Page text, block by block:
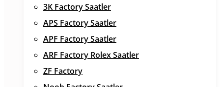
3K Factory Saatler
APS Factory Saatler
APF Factory Saatler
ARF Factory Rolex Saatler
ZF Factory